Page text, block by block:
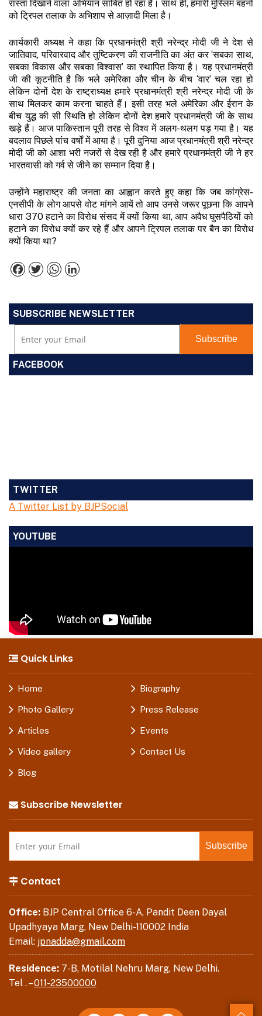
रास्ता दिखाने वाला अभियान साबित हो रहा है। साथ ही, हमारी मुस्लिम बहनों
को ट्रिपल तलाक के अभिशाप से आज़ादी मिला है।
कार्यकारी अध्यक्ष ने कहा कि प्रधानमंत्री श्री नरेन्द्र मोदी जी ने देश से
जातिवाद, परिवारवाद और तुष्टिकरण की राजनीति का अंत कर ‘सबका साथ,
सबका विकास और सबका विश्वास’ का स्थापित किया है। यह प्रधानमंत्री
जी की कूटनीति है कि भले अमेरिका और चीन के बीच ‘वार’ चल रहा हो
लेकिन दोनों देश के राष्ट्राध्यक्ष हमारे प्रधानमंत्री श्री नरेन्द्र मोदी जी के
साथ मिलकर काम करना चाहते हैं। इसी तरह भले अमेरिका और ईरान के
बीच युद्ध की सी स्थिति हो लेकिन दोनों देश हमारे प्रधानमंत्री जी के साथ
खड़े हैं। आज पाकिस्तान पूरी तरह से विश्व में अलग-थलग पड़ गया है। यह
बदलाव पिछले पांच वर्षों में आया है। पूरी दुनिया आज प्रधानमंत्री श्री नरेन्द्र
मोदी जी को आशा भरी नजरों से देख रही है और हमारे प्रधानमंत्री जी ने हर
भारतवासी को गर्व से जीने का सम्मान दिया है।
उन्होंने महाराष्ट्र की जनता का आह्वान करते हुए कहा कि जब कांग्रेस-
एनसीपी के लोग आपसे वोट मांगने आयें तो आप उनसे जरूर पूछना कि आपने
धारा 370 हटाने का विरोध संसद में क्यों किया था, आप अवैध घुसपैठियों को
हटाने का विरोध क्यों कर रहे हैं और आपने ट्रिपल तलाक पर बैन का विरोध
क्यों किया था?
Facebook
TwitterWhatsApp
SUBSCRIBE NEWSLETTER
FACEBOOK
TWITTER
A Twitter List by BJPSocial
YOUTUBE
Quick Links
Home Biography
Photo Gallery Press Release
Articles Events
Video gallery Contact Us
Blog
Subscribe Newsletter
Contact
Office: BJP Central Office 6-A, Pandit Deen Dayal
Upadhyaya Marg, New Delhi-110002 India
Email: jpnadda@gmail.com
Residence: 7-B, Motilal Nehru Marg, New Delhi.
Tel . –011-23500000